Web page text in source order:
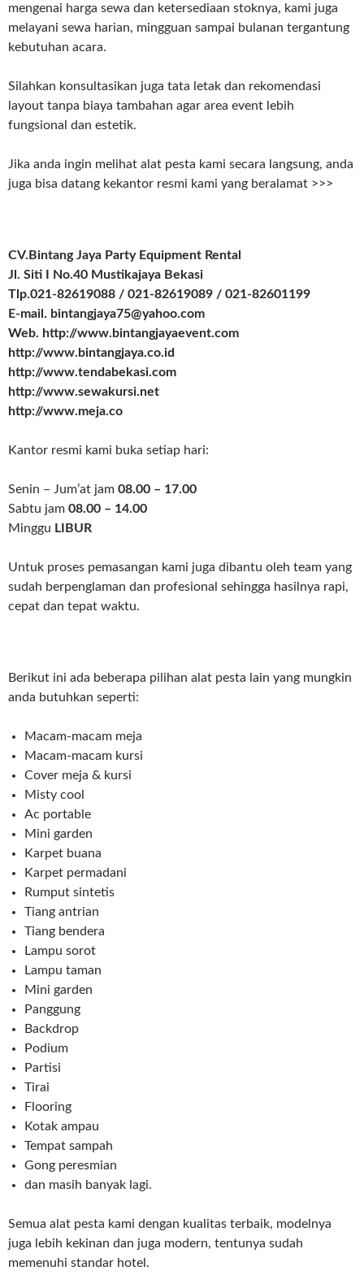
mengenai harga sewa dan ketersediaan stoknya, kami juga
melayani sewa harian, mingguan sampai bulanan tergantung
kebutuhan acara.
Silahkan konsultasikan juga tata letak dan rekomendasi
layout tanpa biaya tambahan agar area event lebih
fungsional dan estetik.
Jika anda ingin melihat alat pesta kami secara langsung, anda
juga bisa datang kekantor resmi kami yang beralamat >>>
CV.Bintang Jaya Party Equipment Rental
Jl. Siti I No.40 Mustikajaya Bekasi
Tlp.021-82619088 / 021-82619089 / 021-82601199
E-mail. bintangjaya75@yahoo.com
Web. http://www.bintangjayaevent.com
http://www.bintangjaya.co.id
http://www.tendabekasi.com
http://www.sewakursi.net
http://www.meja.co
Kantor resmi kami buka setiap hari:
Senin – Jum’at jam 08.00 – 17.00
Sabtu jam 08.00 – 14.00
Minggu LIBUR
Untuk proses pemasangan kami juga dibantu oleh team yang
sudah berpenglaman dan profesional sehingga hasilnya rapi,
cepat dan tepat waktu.
Berikut ini ada beberapa pilihan alat pesta lain yang mungkin
anda butuhkan seperti:
Macam-macam meja
Macam-macam kursi
Cover meja & kursi
Misty cool
Ac portable
Mini garden
Karpet buana
Karpet permadani
Rumput sintetis
Tiang antrian
Tiang bendera
Lampu sorot
Lampu taman
Mini garden
Panggung
Backdrop
Podium
Partisi
Tirai
Flooring
Kotak ampau
Tempat sampah
Gong peresmian
dan masih banyak lagi.
Semua alat pesta kami dengan kualitas terbaik, modelnya
juga lebih kekinan dan juga modern, tentunya sudah
memenuhi standar hotel.